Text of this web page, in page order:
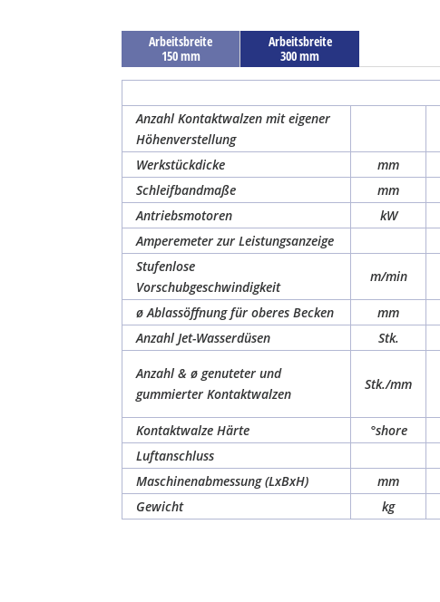
Arbeitsbreite
150 mm
Arbeitsbreite
300 mm
Anzahl Kontaktwalzen mit eigener
Höhenverstellung
Werkstückdicke mm
Schleifbandmaße
mm
Antriebsmotoren
kW
Amperemeter zur Leistungsanzeige
Stufenlose
Vorschubgeschwindigkeit
m/min
ø Ablassöffnung für oberes Becken mm
Anzahl Jet-Wasserdüsen
Stk.
Anzahl & ø genuteter und
gummierter Kontaktwalzen
Stk./mm
Kontaktwalze Härte °shore
Luftanschluss
Maschinenabmessung (LxBxH)
mm
Gewicht
kg